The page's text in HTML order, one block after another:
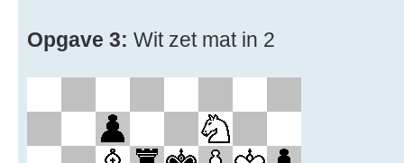
Opgave 3: Wit zet mat in 2